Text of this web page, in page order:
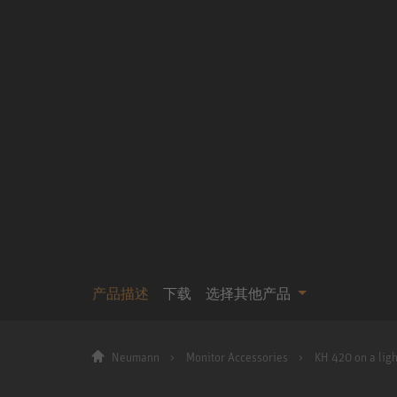
产品描述 下载 选择其他产品
Neumann Monitor Accessories KH 420 on a